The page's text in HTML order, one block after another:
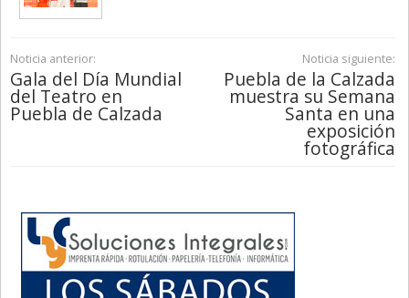
Noticia anterior:
Gala del Día Mundial
del Teatro en
Puebla de Calzada
Noticia siguiente:
Puebla de la Calzada
muestra su Semana
Santa en una
exposición
fotográfica